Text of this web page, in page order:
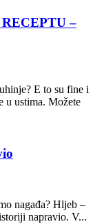
–
E to su fine i
u ustima. Možete
nagađa? Hljeb –
napravio. V...